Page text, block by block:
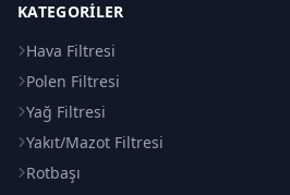
KATEGORILER
Hava Filtresi
Polen Filtresi
Yağ Filtresi
Yakıt/Mazot Filtresi
Rotbaşı